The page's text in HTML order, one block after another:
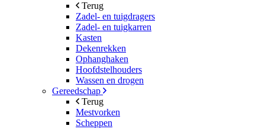
Terug
Zadel- en tuigdragers
Zadel- en tuigkarren
Kasten
Dekenrekken
Ophanghaken
Hoofdstelhouders
Wassen en drogen
Gereedschap
Terug
Mestvorken
Scheppen